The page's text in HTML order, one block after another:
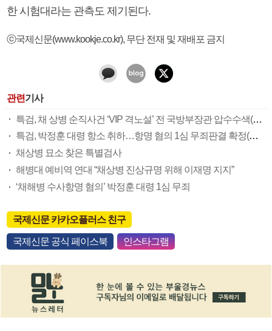
한 시험대라는 관측도 제기된다.
ⓒ국제신문(www.kookje.co.kr), 무단 전재 및 재배포 금지
관련기사
특검, 채 상병 순직사건 ‘VIP 격노설’ 전 국방부장관 압수수색(종합)
특검, 박정훈 대령 항소 취하…항명 혐의 1심 무죄판결 확정(종합)
채상병 묘소 찾은 특별검사
해병대 예비역 연대 “채상병 진상규명 위해 이재명 지지”
‘채해병 수사항명 혐의’ 박정훈 대령 1심 무죄
국제신문 카카오플러스 친구
국제신문 공식 페이스북 인스타그램